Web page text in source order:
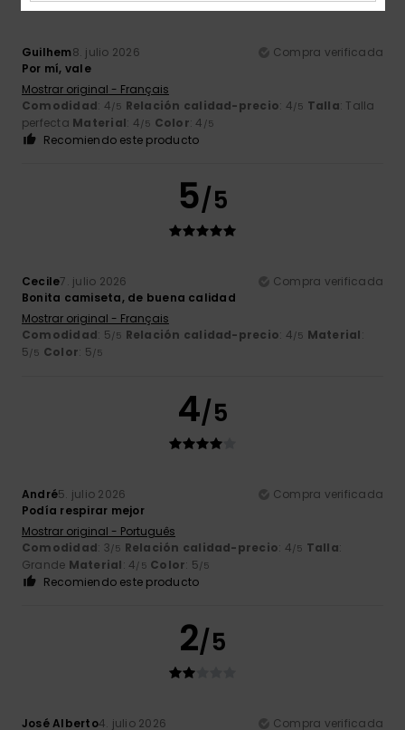
Guilhem8. julio 2026
Compra verificada
Por mí, vale
Mostrar original - Français
Comodidad: 4/5 Relación calidad-precio: 4/5 Talla: Talla
perfecta Material: 4/5 Color: 4 /5
Recomiendo este producto
5/5
Cecile7. julio 2026
Compra verificada
Bonita camiseta, de buena calidad
Mostrar original - Français
Comodidad: 5/5 Relación calidad-precio: 4/5 Material:
5/5 Color: 5/5
4/5
André5. julio 2026
Compra verificada
Podía respirar mejor
Mostrar original - Português
Comodidad: 3/5 Relación calidad-precio: 4/5 Talla:
Grande Material: 4/5 Color: 5/5
Recomiendo este producto
2/5
José Alberto4. julio 2026
Compra verificada